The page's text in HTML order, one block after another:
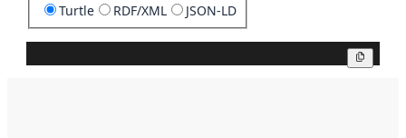
Turtle RDF/XML JSON-LD